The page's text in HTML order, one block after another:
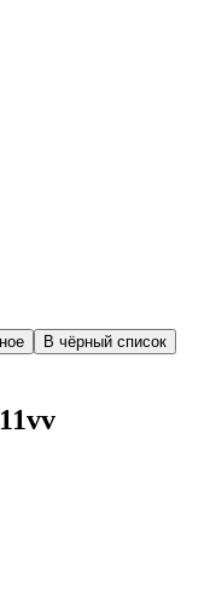
В чёрный список